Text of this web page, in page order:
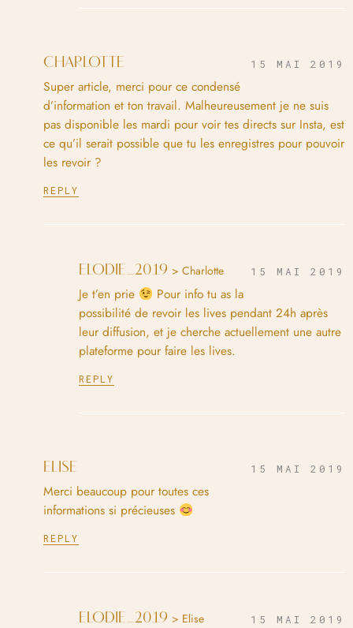
CHARLOTTE 15 MAI 2019
Super article, merci pour ce condensé
d’information et ton travail. Malheureusement je ne suis
pas disponible les mardi pour voir tes directs sur Insta, est
ce qu’il serait possible que tu les enregistres pour pouvoir
les revoir ?
REPLY
ELODIE_2019 > Charlotte 15 MAI 2019
Je t’en prie
Pour info tu as la
possibilité de revoir les lives pendant 24h après
leur diffusion, et je cherche actuellement une autre
plateforme pour faire les lives.
REPLY
ELISE 15 MAI 2019
Merci beaucoup pour toutes ces
informations si précieuses
REPLY
ELODIE_2019 > Elise 15 MAI 2019